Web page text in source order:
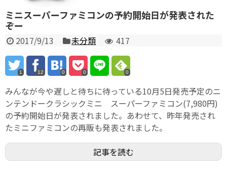
ミニスーパーファミコンの予約開始日が発表された
ぞー
2017/9/13 未分類 417
1 12 0 0 0
みんなが今や遅しと待ちに待っている10月5日発売予定のニ
ンテンドークラシックミニ スーパーファミコン(7,980円)
の予約開始日が発表されました。あわせて、昨年発売され
たミニファミコンの再販も発表されました。
記事を読む